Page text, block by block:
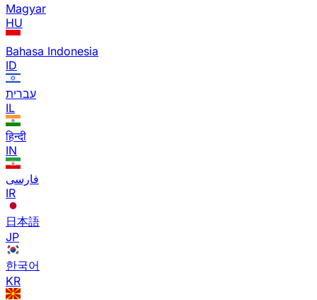
Magyar
HU
Bahasa Indonesia
ID
עברית
IL
हिन्दी
IN
فارسی
IR
日本語
JP
한국어
KR